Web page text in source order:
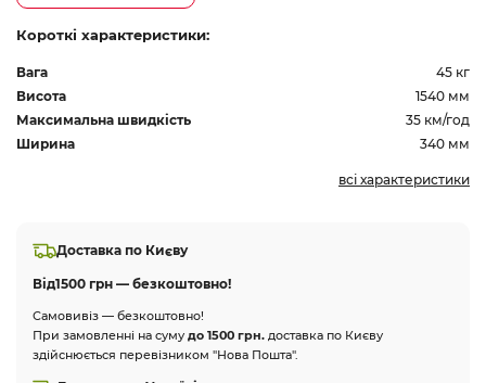
Короткі характеристики:
Вага
45 кг
Висота
1540 мм
Максимальна швидкість
35 км/год
Ширина
340 мм
всі характеристики
Доставка по Києву
Від1500 грн — безкоштовно!
Самовивіз — безкоштовно!
При замовленні на суму до 1500 грн. доставка по Києву
здійснюється перевізником "Нова Пошта".